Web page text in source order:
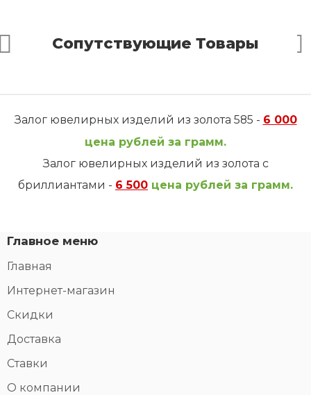
Сопутствующие Товары
Залог ювелирных изделий из золота 585 - 6 000
цена рублей за грамм.
Залог ювелирных изделий из золота с
бриллиантами - 6 500 цена рублей за грамм.
Главное меню
Главная
Интернет-магазин
Скидки
Доставка
Ставки
О компании